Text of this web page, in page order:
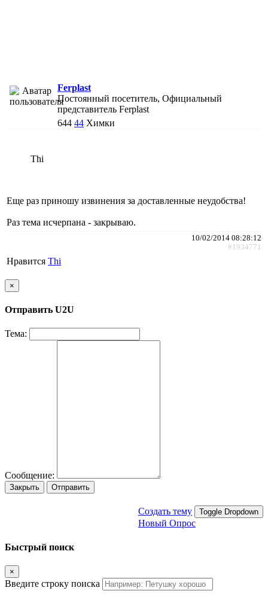
Ferplast
Постоянный посетитель, Официальный
представитель Ferplast
644 44 Химки
Thi
Еще раз приношу извинения за доставленные неудобства!
Раз тема исчерпана - закрываю.
10/02/2014 08:28:12
#1934771
Нравится Thi
×
Отправить U2U
Тема:
Сообщение:
Закрыть Отправить
Создать тему Toggle Dropdown
Новый Опрос
Быстрый поиск
×
Введите строку поиска